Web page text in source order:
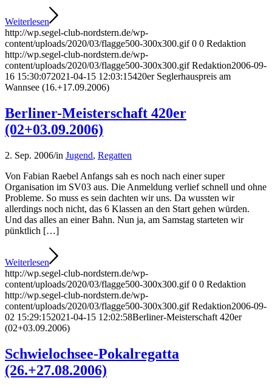
Weiterlesen
http://wp.segel-club-nordstern.de/wp-
content/uploads/2020/03/flagge500-300x300.gif 0 0 Redaktion
http://wp.segel-club-nordstern.de/wp-
content/uploads/2020/03/flagge500-300x300.gif Redaktion2006-09-
16 15:30:072021-04-15 12:03:15420er Seglerhauspreis am
Wannsee (16.+17.09.2006)
Berliner-Meisterschaft 420er
(02+03.09.2006)
2. Sep. 2006/in Jugend, Regatten
Von Fabian Raebel Anfangs sah es noch nach einer super
Organisation im SV03 aus. Die Anmeldung verlief schnell und ohne
Probleme. So muss es sein dachten wir uns. Da wussten wir
allerdings noch nicht, das 6 Klassen an den Start gehen würden.
Und das alles an einer Bahn. Nun ja, am Samstag starteten wir
pünktlich […]
Weiterlesen
http://wp.segel-club-nordstern.de/wp-
content/uploads/2020/03/flagge500-300x300.gif 0 0 Redaktion
http://wp.segel-club-nordstern.de/wp-
content/uploads/2020/03/flagge500-300x300.gif Redaktion2006-09-
02 15:29:152021-04-15 12:02:58Berliner-Meisterschaft 420er
(02+03.09.2006)
Schwielochsee-Pokalregatta
(26.+27.08.2006)